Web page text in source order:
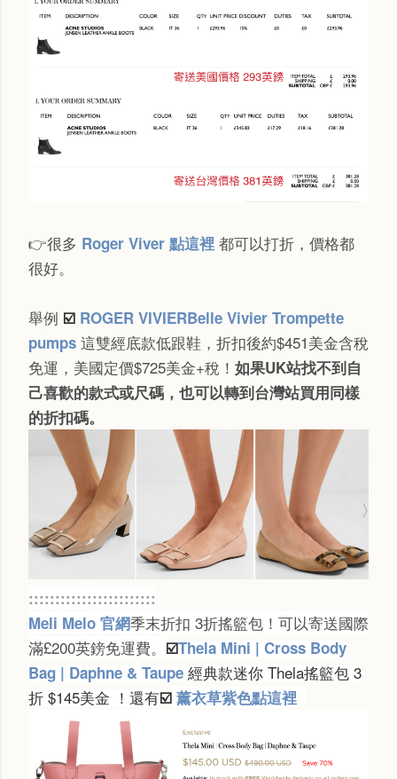
👉很多 Roger Viver 點這裡 都可以打折，價格都
很好。
舉例 ☑️ ROGER VIVIERBelle Vivier Trompette
pumps 這雙經底款低跟鞋，折扣後約$451美金含稅
免運，美國定價$725美金+稅！ 如果UK站找不到自
己喜歡的款式或尺碼，也可以轉到台灣站買用同樣
的折扣碼。
::::::::::::::::::::::::
Meli Melo 官網季末折扣 3折搖籃包！可以寄送國際
滿£200英鎊免運費。 ☑️Thela Mini | Cross Body
Bag | Daphne & Taupe 經典款迷你 Thela搖籃包 3
折 $145美金 ！還有☑️ 薰衣草紫色點這裡